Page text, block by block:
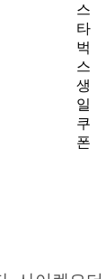
스
타
벅
스
생
일
쿠
폰